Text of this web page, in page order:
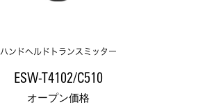
ハンドヘルドトランスミッター
ESW-T4102/C510
オープン価格